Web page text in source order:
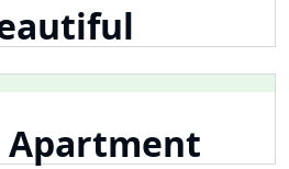
Apartment